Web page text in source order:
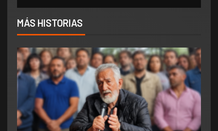
MÁS HISTORIAS